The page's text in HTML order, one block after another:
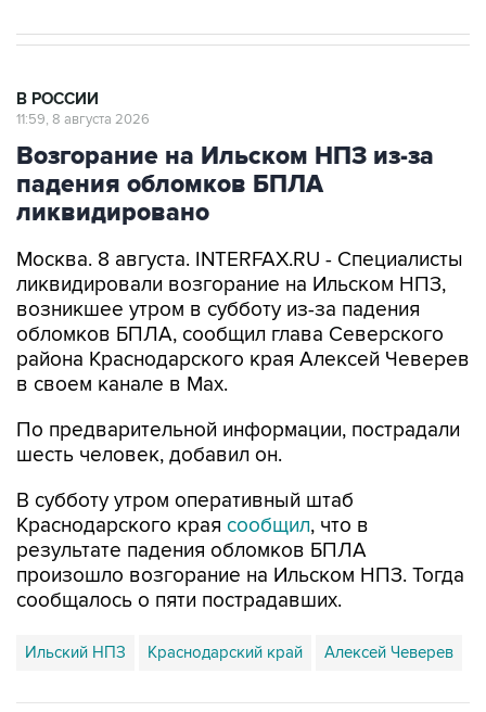
В РОССИИ
11:59, 8 августа 2026
Возгорание на Ильском НПЗ из-за
падения обломков БПЛА
ликвидировано
Москва. 8 августа. INTERFAX.RU - Специалисты
ликвидировали возгорание на Ильском НПЗ,
возникшее утром в субботу из-за падения
обломков БПЛА, сообщил глава Северского
района Краснодарского края Алексей Чеверев
в своем канале в Max.
По предварительной информации, пострадали
шесть человек, добавил он.
В субботу утром оперативный штаб
Краснодарского края сообщил, что в
результате падения обломков БПЛА
произошло возгорание на Ильском НПЗ. Тогда
сообщалось о пяти пострадавших.
Ильский НПЗ Краснодарский край Алексей Чеверев